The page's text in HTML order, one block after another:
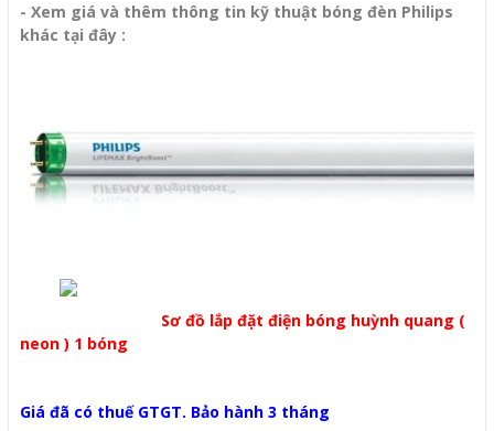
- Xem giá và thêm thông tin kỹ thuật bóng đèn Philips
khác tại đây :
Sơ đồ lắp đặt điện bóng huỳnh quang (
neon ) 1 bóng
Giá đã có thuế GTGT. Bảo hành 3 tháng